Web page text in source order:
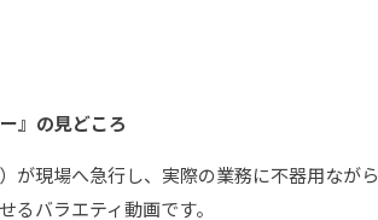
』の見どころ
が現場へ急行し、実際の業務に不器用ながら
バラエティ動画です。